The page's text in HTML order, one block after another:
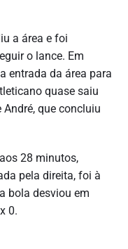
a área e foi
o lance. Em
entrada da área para
quase saiu
que concluiu
28 minutos,
pela direita, foi à
bola desviou em
0.